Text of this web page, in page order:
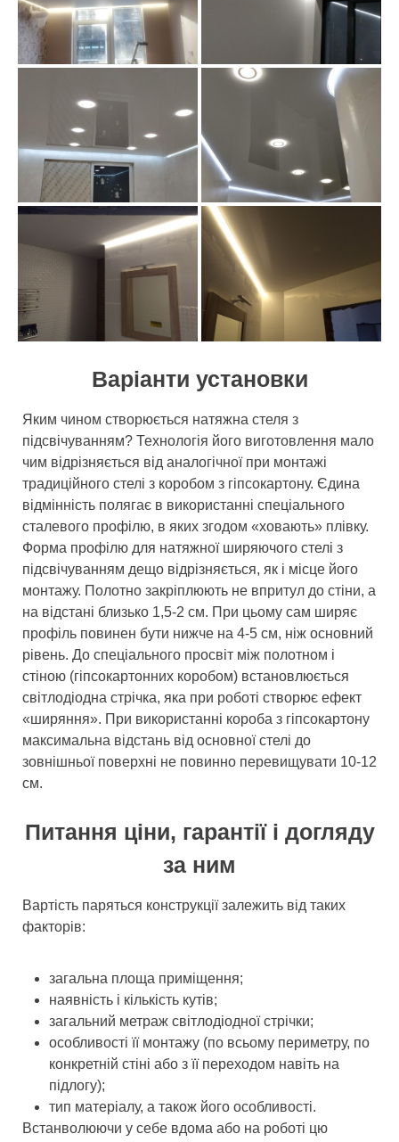
Варіанти установки
Яким чином створюється натяжна стеля з
підсвічуванням? Технологія його виготовлення мало
чим відрізняється від аналогічної при монтажі
традиційного стелі з коробом з гіпсокартону. Єдина
відмінність полягає в використанні спеціального
сталевого профілю, в яких згодом «ховають» плівку.
Форма профілю для натяжної ширяючого стелі з
підсвічуванням дещо відрізняється, як і місце його
монтажу. Полотно закріплюють не впритул до стіни, а
на відстані близько 1,5-2 см. При цьому сам ширяє
профіль повинен бути нижче на 4-5 см, ніж основний
рівень. До спеціального просвіт між полотном і
стіною (гіпсокартонних коробом) встановлюється
світлодіодна стрічка, яка при роботі створює ефект
«ширяння». При використанні короба з гіпсокартону
максимальна відстань від основної стелі до
зовнішньої поверхні не повинно перевищувати 10-12
см.
Питання ціни, гарантії і догляду
за ним
Вартість паряться конструкції залежить від таких
факторів:
загальна площа приміщення;
наявність і кількість кутів;
загальний метраж світлодіодної стрічки;
особливості її монтажу (по всьому периметру, по
конкретній стіні або з її переходом навіть на
підлогу);
тип матеріалу, а також його особливості.
Встанволюючи у себе вдома або на роботі цю